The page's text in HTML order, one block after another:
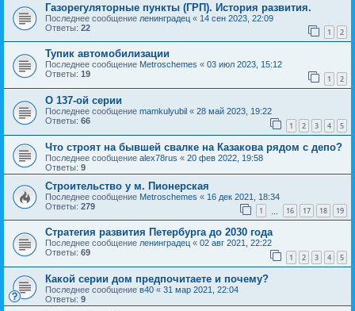
Газорегуляторные пункты (ГРП). История развития.
Последнее сообщение ленинградец « 14 сен 2023, 22:09
Ответы: 22 1 2
Тупик автомобилизации
Последнее сообщение Metroschemes « 03 июл 2023, 15:12
Ответы: 19 1 2
О 137-ой серии
Последнее сообщение mamkulyubil « 28 май 2023, 19:22
Ответы: 66 1 2 3 4 5
Что строят на бывшей свалке на Казакова рядом с депо?
Последнее сообщение alex78rus « 20 фев 2022, 19:58
Ответы: 9
Строительство у м. Пионерская
Последнее сообщение Metroschemes « 16 дек 2021, 18:34
Ответы: 279 1 16 17 18 19
Стратегия развития Петербурга до 2030 года
Последнее сообщение ленинградец « 02 авг 2021, 22:22
Ответы: 69 1 2 3 4 5
Какой серии дом предпочитаете и почему?
Последнее сообщение в40 « 31 мар 2021, 22:04
Ответы: 9